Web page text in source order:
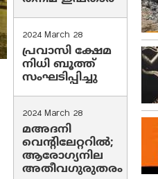
2024 March 28
പ്രവാസി ക്ഷേമ
നിധി ബൂത്ത്
സംഘടിപ്പിച്ചു
2024 March 28
മഅദനി
വെന്റിലേറ്ററിൽ;
ആരോഗ്യനില
അതീവഗുരുതരം